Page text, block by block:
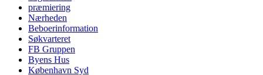
præmiering
Nærheden
Beboerinformation
Søkvarteret
FB Gruppen
Byens Hus
København Syd